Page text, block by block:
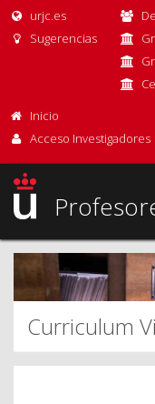
urjc.es
Sugerencias
Inicio
Acceso Investigadores
Curriculum